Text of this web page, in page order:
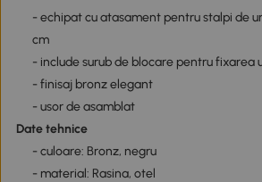
- echipat cu atasament pentru stalpi de
cm
- include surub de blocare pentru fixarea
- finisaj bronz elegant
- usor de asamblat
Date tehnice
- culoare: Bronz, negru
- material: Rasina, otel